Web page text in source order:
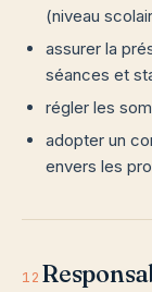
(niveau
assurer la
séances et
régler les
adopter un
envers les
12